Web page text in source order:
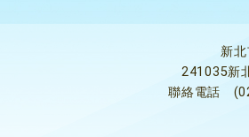
新
241035新
聯絡電話